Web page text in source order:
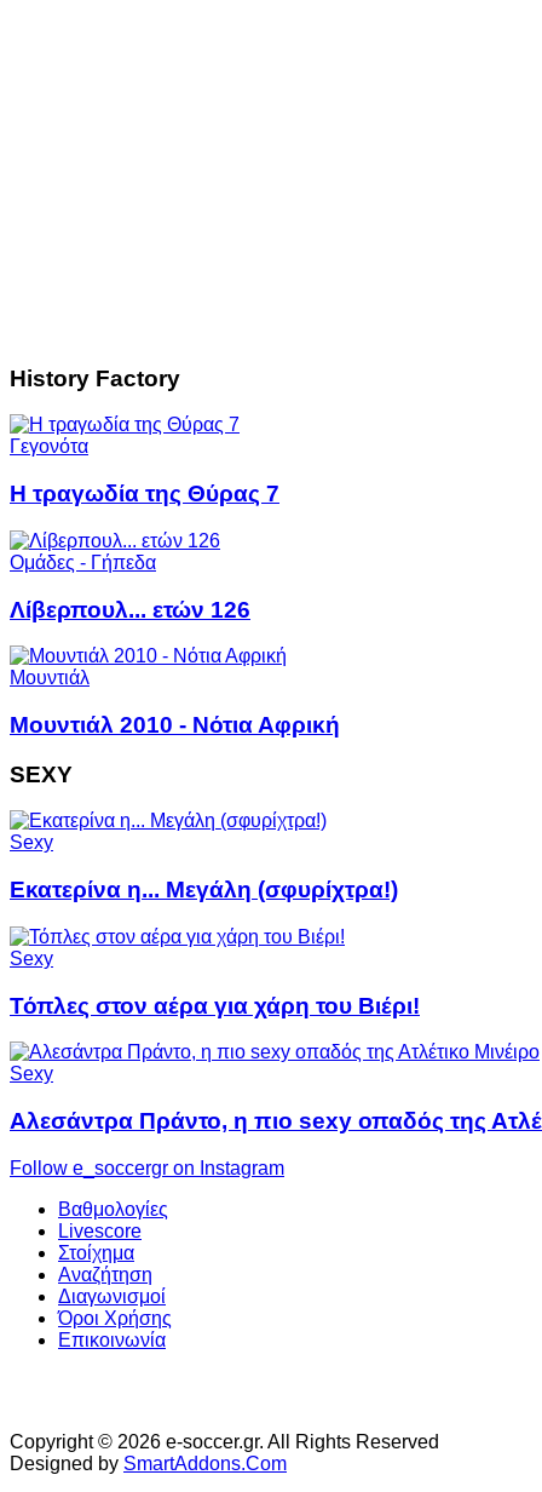
History Factory
Γεγονότα
Η τραγωδία της Θύρας 7
Ομάδες - Γήπεδα
Λίβερπουλ... ετών 126
Μουντιάλ
Μουντιάλ 2010 - Νότια Αφρική
SEXY
Sexy
Εκατερίνα η... Mεγάλη (σφυρίχτρα!)
Sexy
Τόπλες στον αέρα για χάρη του Βιέρι!
Sexy
Αλεσάντρα Πράντο, η πιο sexy οπαδός της
Follow e_soccergr on Instagram
Βαθμολογίες
Livescore
Στοίχημα
Αναζήτηση
Διαγωνισμοί
Όροι Χρήσης
Επικοινωνία
Copyright © 2026 e-soccer.gr. All Rights Reserved
Designed by SmartAddons.Com